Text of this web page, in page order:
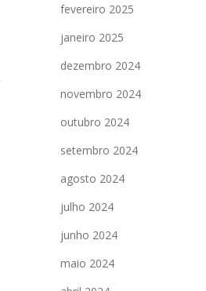
fevereiro 2025
janeiro 2025
dezembro 2024
novembro 2024
outubro 2024
setembro 2024
agosto 2024
julho 2024
junho 2024
maio 2024